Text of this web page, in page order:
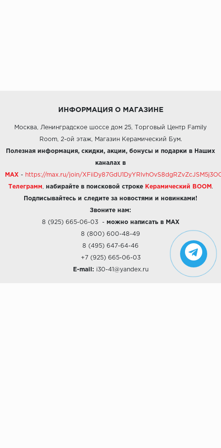
ИНФОРМАЦИЯ О МАГАЗИНЕ
Москва, Ленинградское шоссе дом 25, Торговый Центр Family
Room, 2-ой этаж, Магазин Керамический Бум.
Полезная информация, скидки, акции, бонусы и подарки в Наших
каналах в
MAX - https://max.ru/join/
Телеграмм набирайте в поисковой строке Керамический BOOM .
Подписывайтесь и следите за новостями и новинками!
Звоните нам:
8 (925) 665-06-03- можно написать в MAX
8 (800) 600-48-49
8 (495) 647-64-46
+7 (925) 665-06-03
E-mail: i30-41@yandex.ru